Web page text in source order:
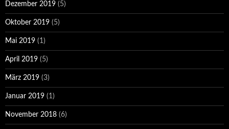
Dezember 2019 (5)
Oktober 2019 (5)
Mai 2019 (1)
April 2019 (5)
März 2019 (3)
Januar 2019 (1)
November 2018 (6)